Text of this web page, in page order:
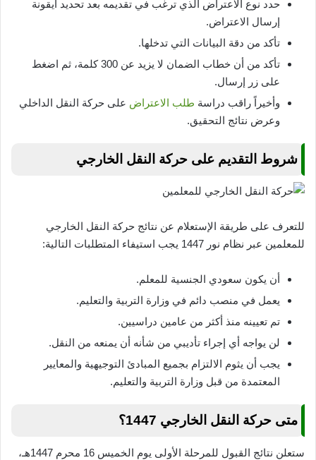
حدد نوع الاعتراض الذي ترغب في تقديمه بعد تحديد أيقونة
إرسال الاعتراض.
تأكد من دقة البيانات التي تدخلها.
تأكد من أن خطاب الضمان لا يزيد عن 300 كلمة، ثم اضغط
على زر إرسال.
وأخيراً راقب دراسة طلب الاعتراض على حركة النقل الداخلي
وعرض نتائج التحقيق.
شروط التقديم على حركة النقل الخارجي
للتعرف على طريقة الإستعلام عن نتائج حركة النقل الخارجي
للمعلمين عبر نظام نور 1447 يجب استيفاء المتطلبات التالية:
أن يكون سعودي الجنسية للمعلم.
يعمل في منصب دائم في وزارة التربية والتعليم.
تم تعيينه منذ أكثر من عامين دراسيين.
لن يواجه أي إجراء تأديبي من شأنه أن يمنعه من النقل.
يجب أن يثوم الالتزام بجميع المبادئ التوجيهية والمعايير
المعتمدة من قبل وزارة التربية والتعليم.
متى حركة النقل الخارجي 1447؟
ستعلن نتائج القبول للمرحلة الأولى يوم الخميس 16 محرم 1447هـ،